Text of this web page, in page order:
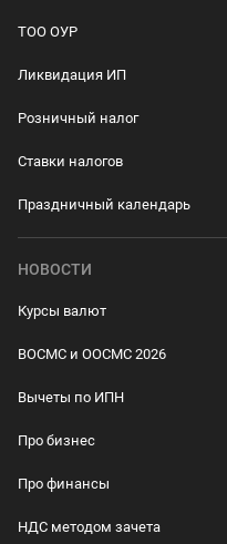
ТОО ОУР
Ликвидация ИП
Розничный налог
Ставки налогов
Праздничный календарь
НОВОСТИ
Курсы валют
ВОСМС и ООСМС 2026
Вычеты по ИПН
Про бизнес
Про финансы
НДС методом зачета